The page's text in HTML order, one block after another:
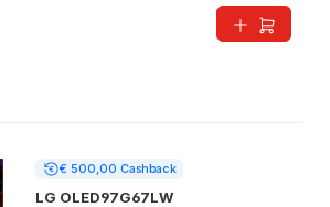
€ 500,00 Cashback
LG OLED97G67LW